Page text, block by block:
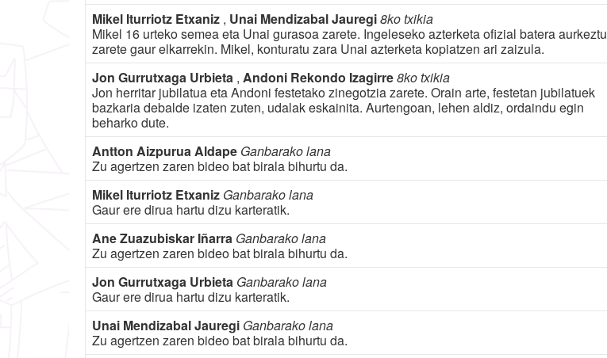
Mikel Iturriotz Etxaniz , Unai Mendizabal Jauregi8ko txikia
Mikel 16 urteko semea eta Unai gurasoa zarete. Ingeleseko azterketa ofizial batera aurkeztu
zarete gaur elkarrekin. Mikel, konturatu zara Unai azterketa kopiatzen ari zaizula.
Jon Gurrutxaga Urbieta , Andoni Rekondo Izagirre8ko txikia
Jon herritar jubilatua eta Andoni festetako zinegotzia zarete. Orain arte, festetan jubilatuek
bazkaria debalde izaten zuten, udalak eskainita. Aurtengoan, lehen aldiz, ordaindu egin
beharko dute.
Antton Aizpurua Aldape Ganbarako lana
Zu agertzen zaren bideo bat birala bihurtu da.
Mikel Iturriotz Etxaniz Ganbarako lana
Gaur ere dirua hartu dizu karteratik.
Ane Zuazubiskar Iñarra Ganbarako lana
Zu agertzen zaren bideo bat birala bihurtu da.
Jon Gurrutxaga Urbieta Ganbarako lana
Gaur ere dirua hartu dizu karteratik.
Unai Mendizabal Jauregi Ganbarako lana
Zu agertzen zaren bideo bat birala bihurtu da.